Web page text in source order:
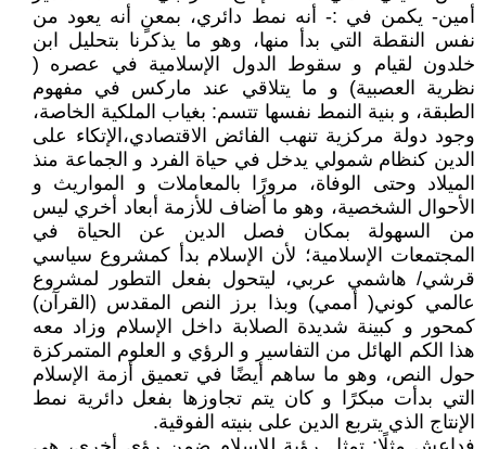
أمين- يكمن في :- أنه نمط دائري، بمعنٍ أنه يعود من
نفس النقطة التي بدأ منها، وهو ما يذكرنا بتحليل ابن
خلدون لقيام و سقوط الدول الإسلامية في عصره (
نظرية العصبية) و ما يتلاقي عند ماركس في مفهوم
الطبقة، و بنية النمط نفسها تتسم: بغياب الملكية الخاصة،
وجود دولة مركزية تنهب الفائض الاقتصادي،الإتكاء على
الدين كنظام شمولي يدخل في حياة الفرد و الجماعة منذ
الميلاد وحتى الوفاة، مرورًا بالمعاملات و المواريث و
الأحوال الشخصية، وهو ما أضاف للأزمة أبعاد أخري ليس
من السهولة بمكان فصل الدين عن الحياة في
المجتمعات الإسلامية؛ لأن الإسلام بدأ كمشروع سياسي
قرشي/ هاشمي عربي، ليتحول بفعل التطور لمشروع
عالمي كوني( أممي) وبذا برز النص المقدس (القرآن)
كمحور و كبينة شديدة الصلابة داخل الإسلام وزاد معه
هذا الكم الهائل من التفاسير و الرؤي و العلوم المتمركزة
حول النص، وهو ما ساهم أيضًا في تعميق أزمة الإسلام
التي بدأت مبكرًا و كان يتم تجاوزها بفعل دائرية نمط
الإنتاج الذي يتربع الدين على بنيته الفوقية.